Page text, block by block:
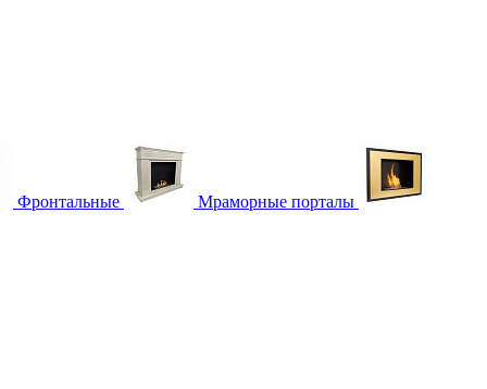
Фронтальные Мраморные порталы